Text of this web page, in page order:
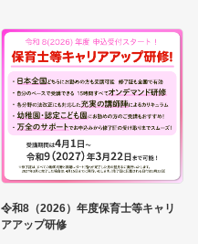
令和8（2026）年度保育士等キャリ
アアップ研修